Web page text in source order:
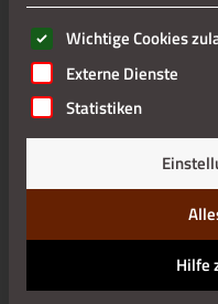
Es folgt eine Liste der
Wichtige Cookies
Externe Dienste
Statistiken
Hilfe